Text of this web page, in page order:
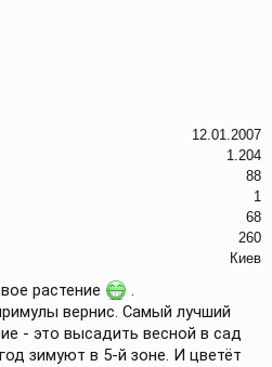
12.01.2007
1.204
88
1
68
260
Киев
растение
.
вернис. Самый лучший
- это высадить весной в сад
зимуют в 5-й зоне. И цветёт